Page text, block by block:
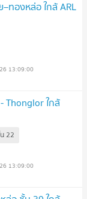
ทองหล่อ ใกล้ ARL
13:09:00
Thonglor ใกล้
22
13:09:00